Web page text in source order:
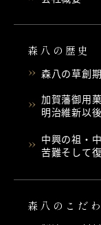
森八の歴史
森八の草創
加賀藩御用
明治維新以
中興の祖・
苦難そして
森八のこだわ